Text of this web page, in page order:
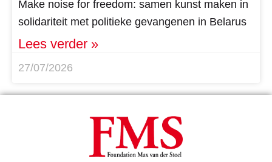
Make noise for freedom: samen kunst maken in
solidariteit met politieke gevangenen in Belarus
Lees verder »
27/07/2026